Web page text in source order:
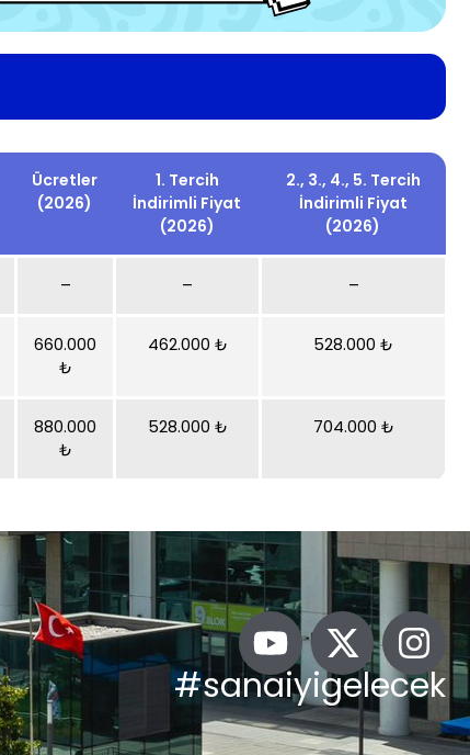
Ücretler
(2026)
1. Tercih
İndirimli Fiyat
(2026)
2., 3., 4., 5. Tercih
İndirimli Fiyat
(2026)
– – –
660.000
₺
462.000 ₺ 528.000 ₺
880.000
₺
528.000 ₺ 704.000 ₺
#sanaiyigelecek